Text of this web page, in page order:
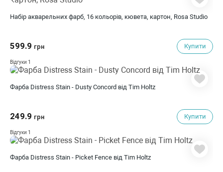
Набір акварельних фарб, 16 кольорів, кювета, картон, Rosa Studio
599.9 грн Купити
Відгуки 1
Фарба Distress Stain - Dusty Concord від Tim Holtz
249.9 грн Купити
Відгуки 1
Фарба Distress Stain - Picket Fence від Tim Holtz